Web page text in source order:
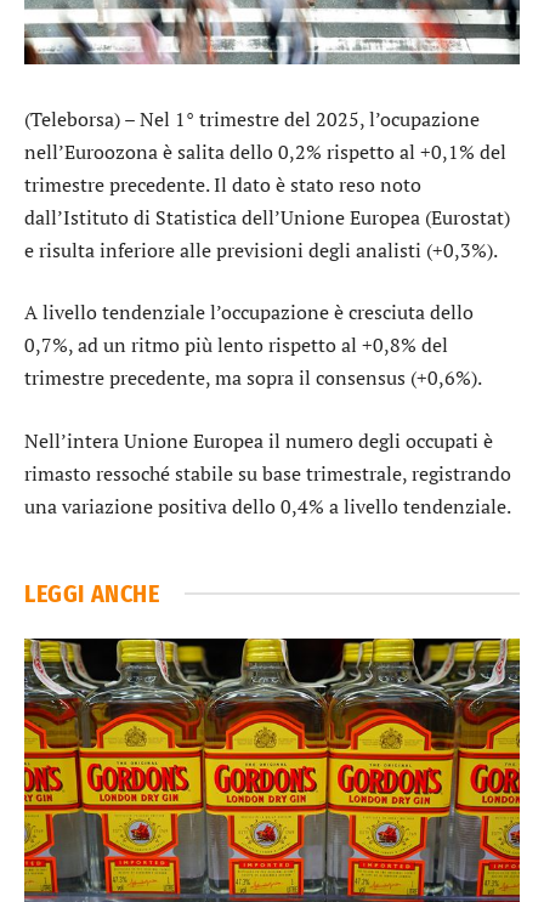
(Teleborsa) – Nel 1° trimestre del 2025, l’ocupazione
nell’Euroozona è salita dello 0,2% rispetto al +0,1% del
trimestre precedente. Il dato è stato reso noto
dall’Istituto di Statistica dell’Unione Europea (Eurostat)
e risulta inferiore alle previsioni degli analisti (+0,3%).
A livello tendenziale l’occupazione è cresciuta dello
0,7%, ad un ritmo più lento rispetto al +0,8% del
trimestre precedente, ma sopra il consensus (+0,6%).
Nell’intera Unione Europea il numero degli occupati è
rimasto ressoché stabile su base trimestrale, registrando
una variazione positiva dello 0,4% a livello tendenziale.
LEGGI ANCHE